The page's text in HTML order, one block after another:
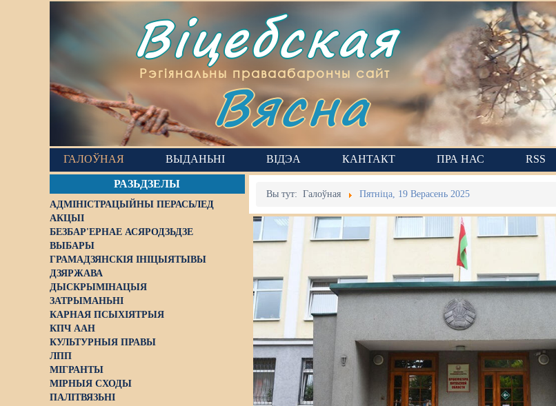
Віцебская
Рэгіянальны праваабарончы сайт
Вясна
ГАЛОЎНАЯ ВЫДАНЬНІ ВІДЭА КАНТАКТ ПРА НАС RSS
РАЗЬДЗЕЛЫ
АДМІНІСТРАЦЫЙНЫ ПЕРАСЬЛЕД
АКЦЫІ
БЕЗБАР'ЕРНАЕ АСЯРОДЗЬДЗЕ
ВЫБАРЫ
ГРАМАДЗЯНСКІЯ ІНІЦЫЯТЫВЫ
ДЗЯРЖАВА
ДЫСКРЫМІНАЦЫЯ
ЗАТРЫМАНЬНІ
КАРНАЯ ПСЫХІЯТРЫЯ
КПЧ ААН
КУЛЬТУРНЫЯ ПРАВЫ
ЛПП
МІГРАНТЫ
МІРНЫЯ СХОДЫ
ПАЛІТВЯЗЬНІ
Вы тут:Галоўная Пятніца, 19 Верасень 2025